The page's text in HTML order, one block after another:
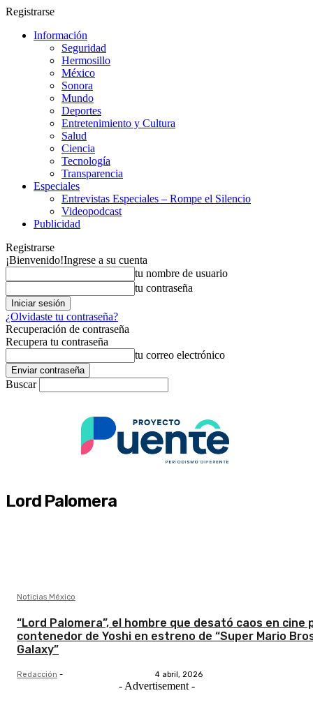
Registrarse
Información
Seguridad
Hermosillo
México
Sonora
Mundo
Deportes
Entretenimiento y Cultura
Salud
Ciencia
Tecnología
Transparencia
Especiales
Entrevistas Especiales – Rompe el Silencio
Videopodcast
Publicidad
Registrarse
¡Bienvenido!Ingrese a su cuenta
tu nombre de usuario
tu contraseña
¿Olvidaste tu contraseña?
Recuperación de contraseña
Recupera tu contraseña
tu correo electrónico
Buscar
Lord Palomera
Noticias México
“Lord Palomera”, el hombre que desató caos en cine
contenedor de Yoshi en estreno de “Super Mario
Galaxy”
Redacción - 4 abril, 2026
- Advertisement -